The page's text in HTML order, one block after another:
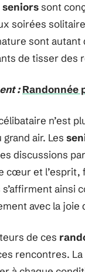
sont
soirées
sont autant
de tisser des
: Randonnée
n’est
air. Les
discussions
cœur et l’esprit,
ainsi
avec la joie
de ces
rencontres.